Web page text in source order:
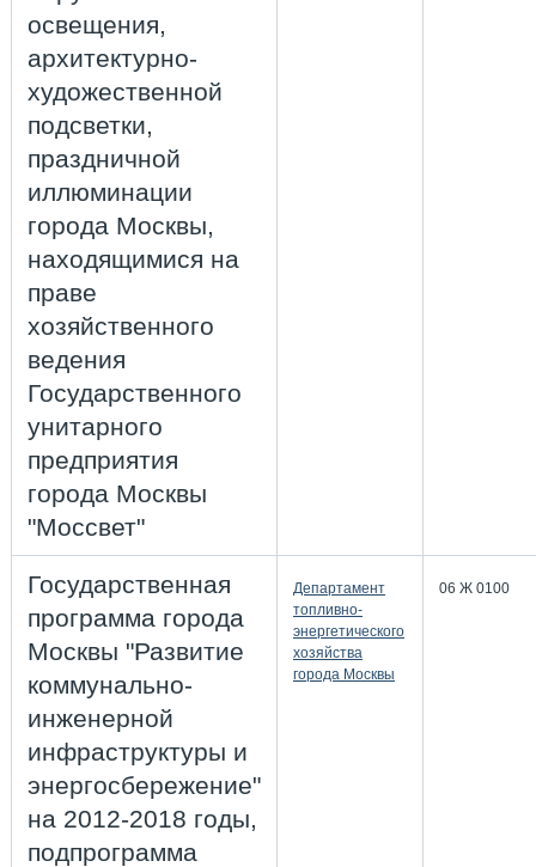
освещения,
архитектурно-
художественной
подсветки,
праздничной
иллюминации
города Москвы,
находящимися на
праве
хозяйственного
ведения
Государственного
унитарного
предприятия
города Москвы
"Моссвет"
Государственная
программа города
Москвы "Развитие
коммунально-
инженерной
инфраструктуры и
энергосбережение"
на 2012-2018 годы,
подпрограмма
Департамент
топливно-
энергетического
хозяйства
города Москвы
06 Ж 0100